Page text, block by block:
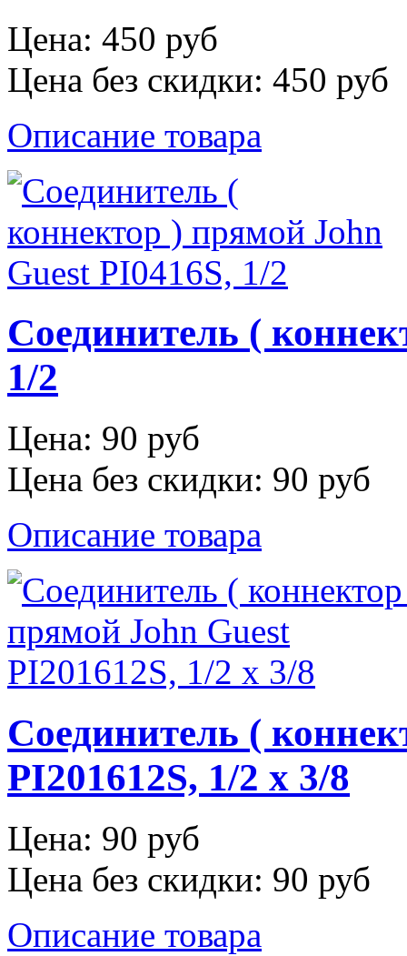
Цена: 450 руб
Цена без скидки: 450 руб
Описание товара
Соединитель (
1/2
Цена: 90 руб
Цена без скидки: 90 руб
Описание товара
Соединитель (
PI201612S, 1/2 х 3/8
Цена: 90 руб
Цена без скидки: 90 руб
Описание товара